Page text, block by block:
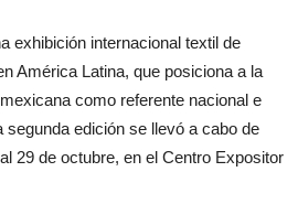
exhibición internacional textil de
América Latina, que posiciona a la
como referente nacional e
segunda edición se llevó a cabo de
29 de octubre, en el Centro Expositor